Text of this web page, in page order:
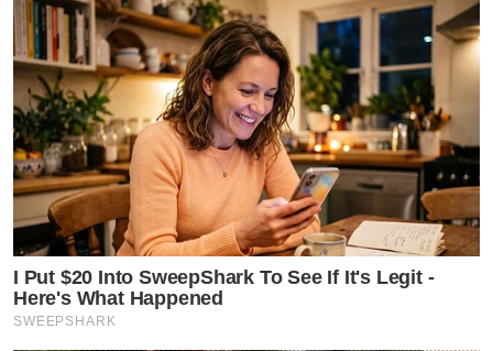
I Put $20 Into SweepShark To See If It's Legit -
Here's What Happened
SWEEPSHARK